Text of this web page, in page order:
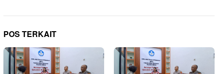
POS TERKAIT